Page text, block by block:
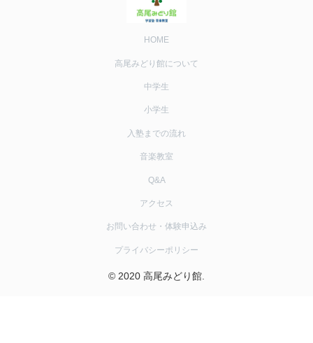
HOME
高尾みどり館について
中学生
小学生
入塾までの流れ
音楽教室
Q&A
アクセス
お問い合わせ・体験申込み
プライバシーポリシー
© 2020 高尾みどり館.